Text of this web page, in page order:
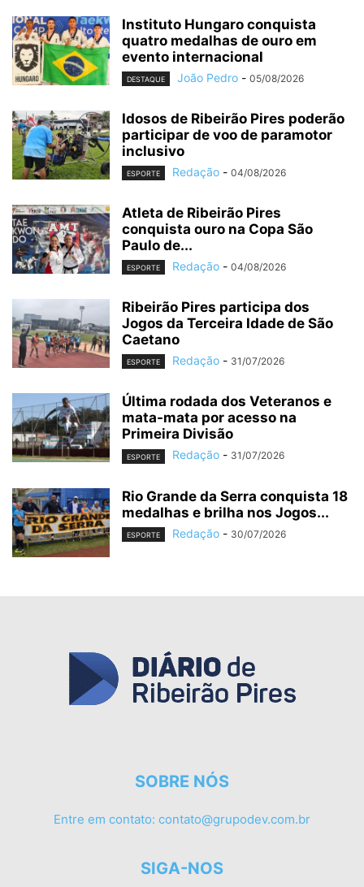
Instituto Hungaro conquista
quatro medalhas de ouro em
evento internacional
DESTAQUE João Pedro - 05/08/2026
Idosos de Ribeirão Pires poderão
participar de voo de paramotor
inclusivo
ESPORTE Redação - 04/08/2026
Atleta de Ribeirão Pires
conquista ouro na Copa São
Paulo de...
ESPORTE Redação - 04/08/2026
Ribeirão Pires participa dos
Jogos da Terceira Idade de São
Caetano
ESPORTE Redação - 31/07/2026
Última rodada dos Veteranos e
mata-mata por acesso na
Primeira Divisão
ESPORTE Redação - 31/07/2026
Rio Grande da Serra conquista 18
medalhas e brilha nos Jogos...
ESPORTE Redação - 30/07/2026
SOBRE NÓS
Entre em contato: contato@grupodev.com.br
SIGA-NOS